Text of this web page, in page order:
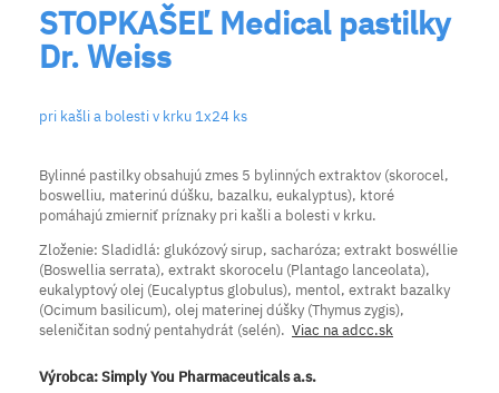
STOPKAŠEĽ Medical pastilky
Dr. Weiss
pri kašli a bolesti v krku 1x24 ks
Bylinné pastilky obsahujú zmes 5 bylinných extraktov (skorocel,
boswelliu, materinú dúšku, bazalku, eukalyptus), ktoré
pomáhajú zmierniť príznaky pri kašli a bolesti v krku.
Zloženie: Sladidlá: glukózový sirup, sacharóza; extrakt boswéllie
(Boswellia serrata), extrakt skorocelu (Plantago lanceolata),
eukalyptový olej (Eucalyptus globulus), mentol, extrakt bazalky
(Ocimum basilicum), olej materinej dúšky (Thymus zygis),
seleničitan sodný pentahydrát (selén). Viac na adcc.sk
Výrobca:Simply You Pharmaceuticals a.s.